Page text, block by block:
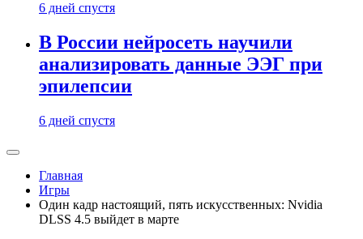
6 дней спустя
В России нейросеть научили
анализировать данные ЭЭГ при
эпилепсии
6 дней спустя
Главная
Игры
Один кадр настоящий, пять искусственных: Nvidia
DLSS 4.5 выйдет в марте